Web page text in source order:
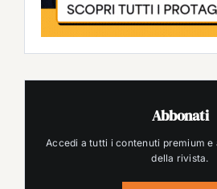
Abbonati
Accedi a tutti i contenuti premium e
della rivista.